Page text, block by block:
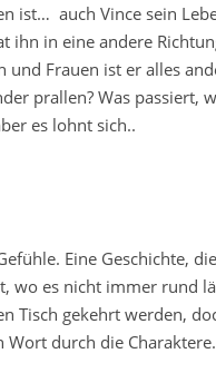
ist… auch Vince sein
ihn in eine andere
Frauen ist er alles
prallen? Was passiert,
es lohnt sich..
Eine Geschichte,
wo es nicht immer rund
Tisch gekehrt werden,
durch die Charaktere.